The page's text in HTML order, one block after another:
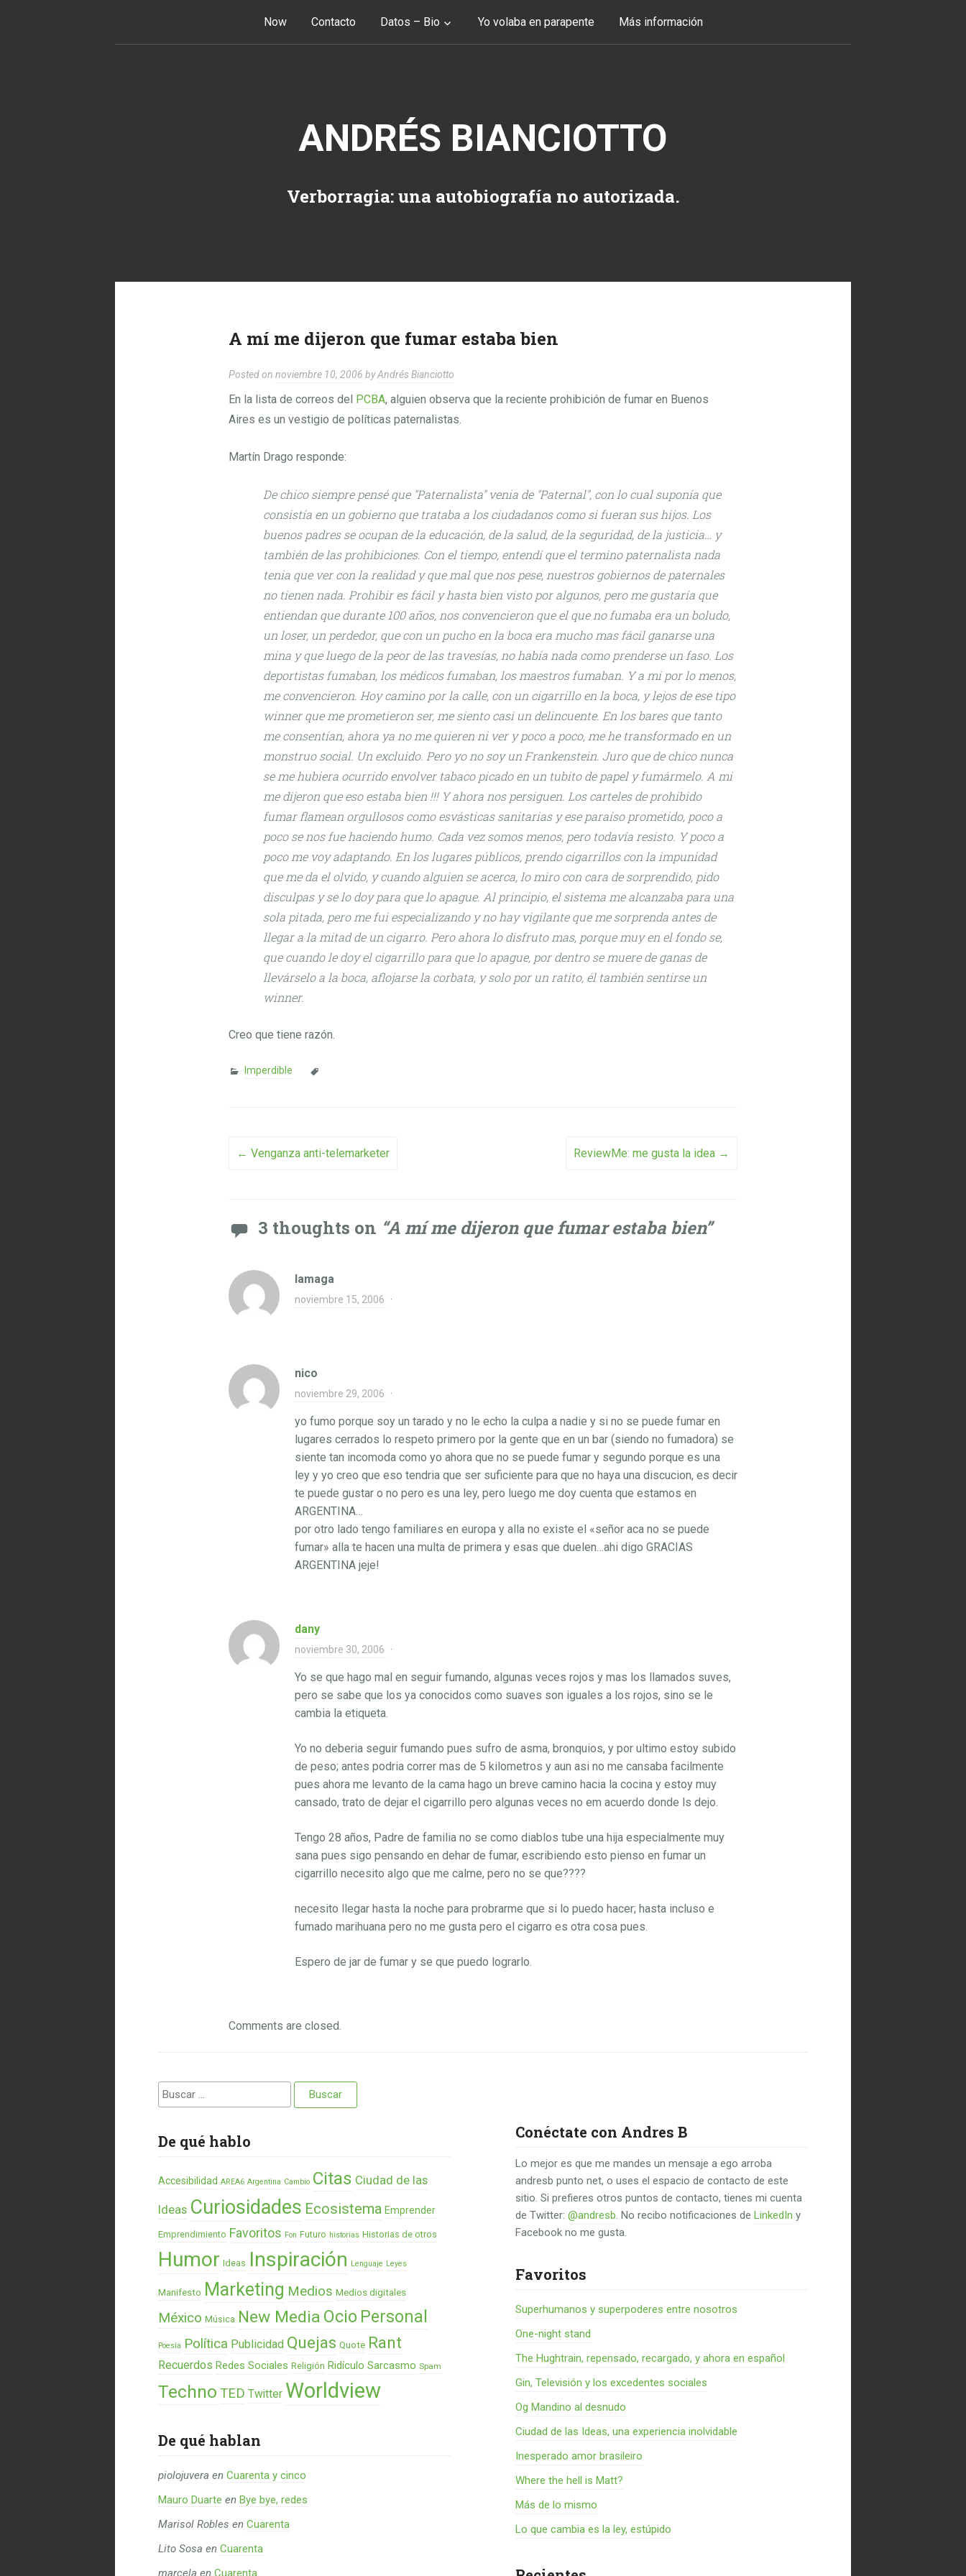
Now Contacto Datos – Bio Yo volaba en parapente Más información
ANDRÉS BIANCIOTTO
Verborragia: una autobiografía no autorizada.
A mí me dijeron que fumar estaba bien
Posted on noviembre 10, 2006 byAndrés Bianciotto
En la lista de correos del PCBA, alguien observa que la reciente prohibición de fumar en Buenos
Aires es un vestigio de políticas paternalistas.
Martín Drago responde:
De chico siempre pensé que "Paternalista" venia de "Paternal", con lo cual suponía que
consistía en un gobierno que trataba a los ciudadanos como si fueran sus hijos. Los
buenos padres se ocupan de la educación, de la salud, de la seguridad, de la justicia… y
también de las prohibiciones. Con el tiempo, entendí que el termino paternalista nada
tenia que ver con la realidad y que mal que nos pese, nuestros gobiernos de paternales
no tienen nada. Prohibir es fácil y hasta bien visto por algunos, pero me gustaría que
entiendan que durante 100 años, nos convencieron que el que no fumaba era un boludo,
un loser, un perdedor, que con un pucho en la boca era mucho mas fácil ganarse una
mina y que luego de la peor de las travesías, no había nada como prenderse un faso. Los
deportistas fumaban, los médicos fumaban, los maestros fumaban. Y a mi por lo menos,
me convencieron. Hoy camino por la calle, con un cigarrillo en la boca, y lejos de ese tipo
winner que me prometieron ser, me siento casi un delincuente. En los bares que tanto
me consentían, ahora ya no me quieren ni ver y poco a poco, me he transformado en un
monstruo social. Un excluido. Pero yo no soy un Frankenstein. Juro que de chico nunca
se me hubiera ocurrido envolver tabaco picado en un tubito de papel y fumármelo. A mi
me dijeron que eso estaba bien !!! Y ahora nos persiguen. Los carteles de prohibido
fumar flamean orgullosos como esvásticas sanitarias y ese paraíso prometido, poco a
poco se nos fue haciendo humo. Cada vez somos menos, pero todavía resisto. Y poco a
poco me voy adaptando. En los lugares públicos, prendo cigarrillos con la impunidad
que me da el olvido, y cuando alguien se acerca, lo miro con cara de sorprendido, pido
disculpas y se lo doy para que lo apague. Al principio, el sistema me alcanzaba para una
sola pitada, pero me fui especializando y no hay vigilante que me sorprenda antes de
llegar a la mitad de un cigarro. Pero ahora lo disfruto mas, porque muy en el fondo se,
que cuando le doy el cigarrillo para que lo apague, por dentro se muere de ganas de
llevárselo a la boca, aflojarse la corbata, y solo por un ratito, él también sentirse un
winner.
Creo que tiene razón.
Imperdible
Post navigation
← Venganza anti-telemarketer ReviewMe: me gusta la idea →
3 thoughts on “A mí me dijeron que fumar estaba bien”
lamaga
noviembre 15, 2006 ·
nico
noviembre 29, 2006 ·
yo fumo porque soy un tarado y no le echo la culpa a nadie y si no se puede fumar en
lugares cerrados lo respeto primero por la gente que en un bar (siendo no fumadora) se
siente tan incomoda como yo ahora que no se puede fumar y segundo porque es una
ley y yo creo que eso tendria que ser suficiente para que no haya una discucion, es decir
te puede gustar o no pero es una ley, pero luego me doy cuenta que estamos en
ARGENTINA…
por otro lado tengo familiares en europa y alla no existe el «señor aca no se puede
fumar» alla te hacen una multa de primera y esas que duelen…ahi digo GRACIAS
ARGENTINA jeje!
dany
noviembre 30, 2006 ·
Yo se que hago mal en seguir fumando, algunas veces rojos y mas los llamados suves,
pero se sabe que los ya conocidos como suaves son iguales a los rojos, sino se le
cambia la etiqueta.
Yo no deberia seguir fumando pues sufro de asma, bronquios, y por ultimo estoy subido
de peso; antes podria correr mas de 5 kilometros y aun asi no me cansaba facilmente
pues ahora me levanto de la cama hago un breve camino hacia la cocina y estoy muy
cansado, trato de dejar el cigarrillo pero algunas veces no em acuerdo donde ls dejo.
Tengo 28 años, Padre de familia no se como diablos tube una hija especialmente muy
sana pues sigo pensando en dehar de fumar, escribiendo esto pienso en fumar un
cigarrillo necesito algo que me calme, pero no se que????
necesito llegar hasta la noche para probrarme que si lo puedo hacer; hasta incluso e
fumado marihuana pero no me gusta pero el cigarro es otra cosa pues.
Espero de jar de fumar y se que puedo lograrlo.
Comments are closed.
Buscar:
De qué hablo
Accesibilidad AREA6 Argentina Cambio Citas Ciudad de las
Ideas Curiosidades Ecosistema Emprender
Emprendimiento Favoritos Fon Futuro historias Historias de otros
Humor Ideas Inspiración Lenguaje Leyes
Manifesto Marketing Medios Medios digitales
México Música New Media Ocio Personal
Poesía Política Publicidad Quejas Quote Rant
Recuerdos Redes Sociales Religión Ridículo Sarcasmo Spam
Techno TED Twitter Worldview
De qué hablan
piolojuvera en Cuarenta y cinco
Mauro Duarte en Bye bye, redes
Marisol Robles en Cuarenta
Lito Sosa en Cuarenta
marcela en Cuarenta
Conéctate con Andres B
Lo mejor es que me mandes un mensaje a ego arroba
andresb punto net, o uses el espacio de contacto de este
sitio. Si prefieres otros puntos de contacto, tienes mi cuenta
de Twitter:@andresb. No recibo notificaciones deLinkedIn y
Facebook no me gusta.
Favoritos
Superhumanos y superpoderes entre nosotros
One-night stand
The Hughtrain, repensado, recargado, y ahora en español
Gin, Televisión y los excedentes sociales
Og Mandino al desnudo
Ciudad de las Ideas, una experiencia inolvidable
Inesperado amor brasileiro
Where the hell is Matt?
Más de lo mismo
Lo que cambia es la ley, estúpido